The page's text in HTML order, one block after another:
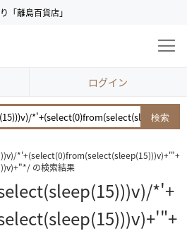
「離島百貨店」
ログイン
検索
*'+(select(0)from(select(sleep(15)))v)+'"+
の検索結果
*'+